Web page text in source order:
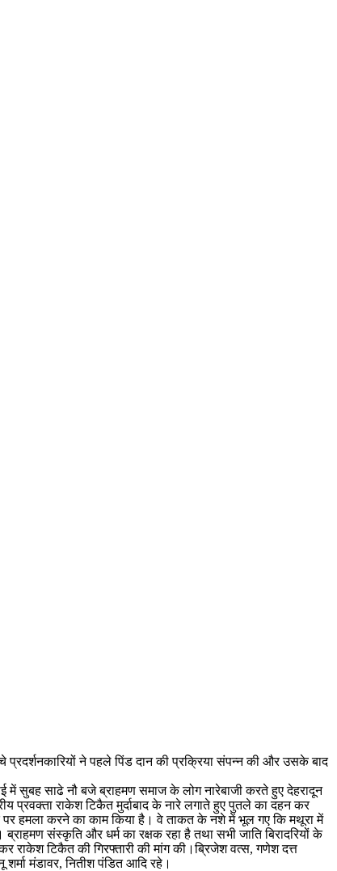
ने पहले पिंड दान की प्रक्रिया संपन्न की और उसके बाद
में सुबह साढे नौ बजे ब्राहमण समाज के लोग नारेबाजी करते हुए देहरादून
प्रवक्ता राकेश टिकैत मुर्दाबाद के नारे लगाते हुए पुतले का दहन कर
पर हमला करने का काम किया है। वे ताकत के नशे में भूल गए कि मथूरा में
संस्कृति और धर्म का रक्षक रहा है तथा सभी जाति बिरादरियों के
राकेश टिकैत की गिरफ्तारी की मांग की।ब्रिजेश वत्स, गणेश दत्त
शर्मा मंडावर, नितीश पंडित आदि रहे।